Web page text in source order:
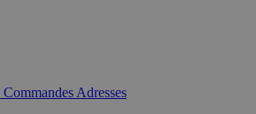
Commandes Adresses